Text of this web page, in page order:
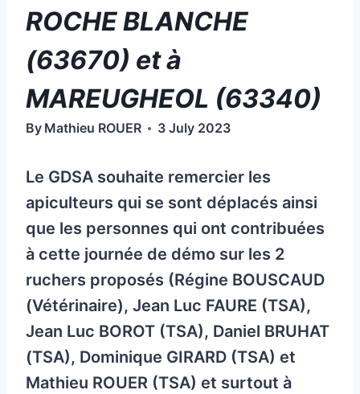
ROCHE BLANCHE
(63670) et à
MAREUGHEOL (63340)
By Mathieu ROUER 3 July 2023
Le GDSA souhaite remercier les
apiculteurs qui se sont déplacés ainsi
que les personnes qui ont contribuées
à cette journée de démo sur les 2
ruchers proposés (Régine BOUSCAUD
(Vétérinaire), Jean Luc FAURE (TSA),
Jean Luc BOROT (TSA), Daniel BRUHAT
(TSA), Dominique GIRARD (TSA) et
Mathieu ROUER (TSA) et surtout à